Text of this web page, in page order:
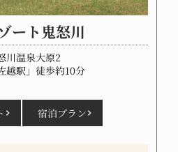
ート鬼怒川
川温泉大原2
越駅」徒歩約10分
宿泊プラン